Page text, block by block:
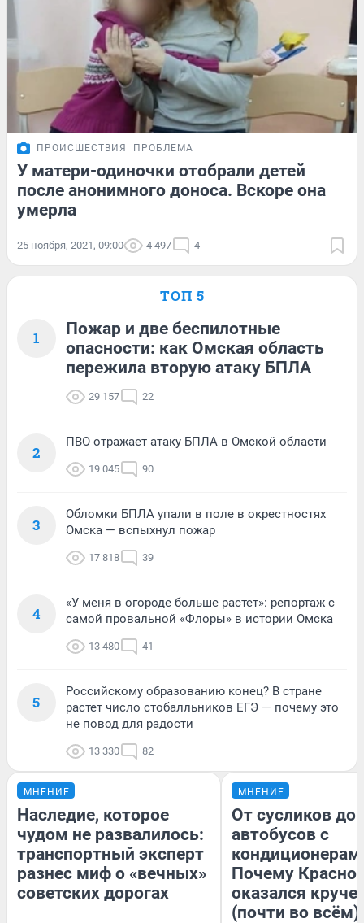
ПРОИСШЕСТВИЯ ПРОБЛЕМА
У матери-одиночки отобрали детей
после анонимного доноса. Вскоре она
умерла
25 ноября, 2021, 09:00 4 497 4
ТОП 5
1
Пожар и две беспилотные
опасности: как Омская область
пережила вторую атаку БПЛА
29 157 22
2
ПВО отражает атаку БПЛА в Омской области
19 045 90
3
Обломки БПЛА упали в поле в окрестностях
Омска — вспыхнул пожар
17 818 39
4
«У меня в огороде больше растет»: репортаж с
самой провальной «Флоры» в истории Омска
13 480 41
5
Российскому образованию конец? В стране
растет число стобалльников ЕГЭ — почему это
не повод для радости
13 330 82
МНЕНИЕ
Наследие, которое
чудом не развалилось:
транспортный эксперт
разнес миф о «вечных»
советских дорогах
МНЕНИЕ
От сусликов до
автобусов с
Почему
оказался
(почти во всём)